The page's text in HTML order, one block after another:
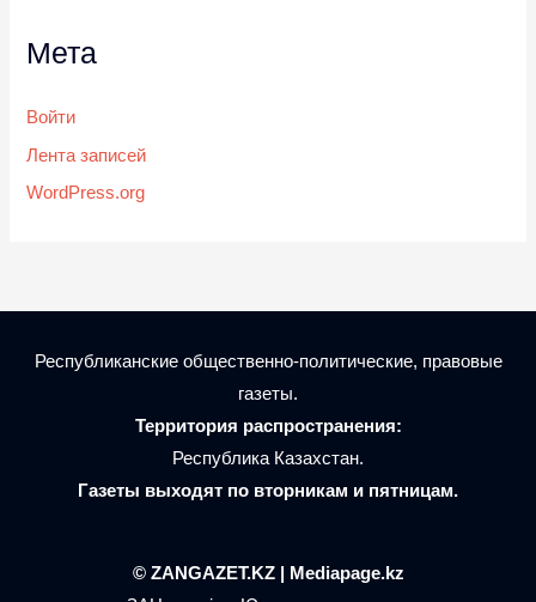
Мета
Войти
Лента записей
WordPress.org
Республиканские общественно-политические, правовые
газеты.
Территория распространения:
Республика Казахстан.
Газеты выходят по вторникам и пятницам.
© ZANGAZET.KZ | Mediapage.kz